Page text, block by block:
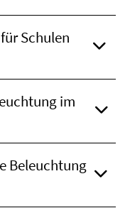
Schulen
im
Beleuchtung